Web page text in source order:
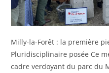
Milly-la-Forêt : la première
Pluridisciplinaire posée Ce
cadre verdoyant du parc du